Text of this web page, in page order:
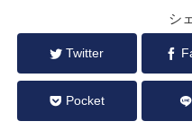
シ
Twitter
Pocket